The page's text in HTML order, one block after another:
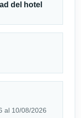
del hotel
al 10/08/2026